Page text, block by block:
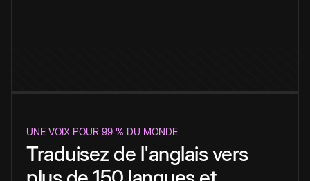
UNE VOIX POUR 99 % DU MONDE
Traduisez de l'anglais vers